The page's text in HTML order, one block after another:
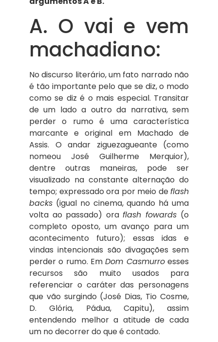
A. O vai e vem
machadiano:
No discurso literário, um fato narrado não
é tão importante pelo que se diz, o modo
como se diz é o mais especial. Transitar
de um lado a outro da narrativa, sem
perder o rumo é uma característica
marcante e original em Machado de
Assis. O andar ziguezagueante (como
nomeou José Guilherme Merquior),
dentre outras maneiras, pode ser
visualizado na constante alternação do
tempo; expressado ora por meio deflash
backs (igual no cinema, quando há uma
volta ao passado) ora flash fowards (o
completo oposto, um avanço para um
acontecimento futuro); essas idas e
vindas intencionais são divagações sem
perder o rumo. EmDom Casmurroesses
recursos são muito usados para
referenciar o caráter das personagens
que vão surgindo (José Dias, Tio Cosme,
D. Glória, Pádua, Capitu), assim
entendendo melhor a atitude de cada
um no decorrer do que é contado.